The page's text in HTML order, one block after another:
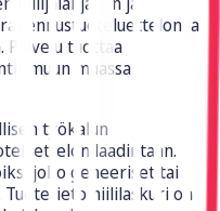
rakennustuoteluettelon ja
Palvelu tuottaa
muun muassa
työkalun
laadintaan.
joko geneeriset tai
Tuotetieto hiililaskuri on